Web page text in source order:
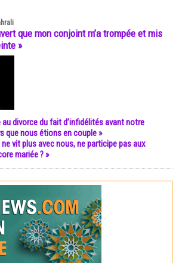
que mon conjoint m’a trompée et mis
»
au divorce du fait d’infidélités avant notre
que nous étions en couple »
ne vit plus avec nous, ne participe pas aux
mariée ? »